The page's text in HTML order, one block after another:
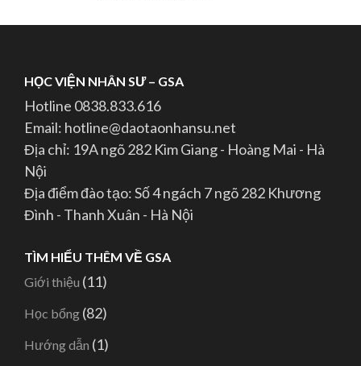
HỌC VIỆN NHÂN SƯ – GSA
Hotline 0838.833.616
Email: hotline@daotaonhansu.net
Địa chỉ: 19A ngõ 282 Kim Giang - Hoàng Mai - Hà
Nội
Địa điểm đào tạo: Số 4 ngách 7 ngõ 282 Khương
Đình - Thanh Xuân - Hà Nội
TÌM HIỂU THÊM VỀ GSA
Giới thiệu (11)
Học bổng (82)
Hướng dẫn (1)